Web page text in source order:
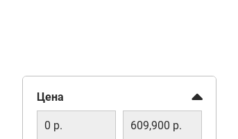
Фильтр
Цена